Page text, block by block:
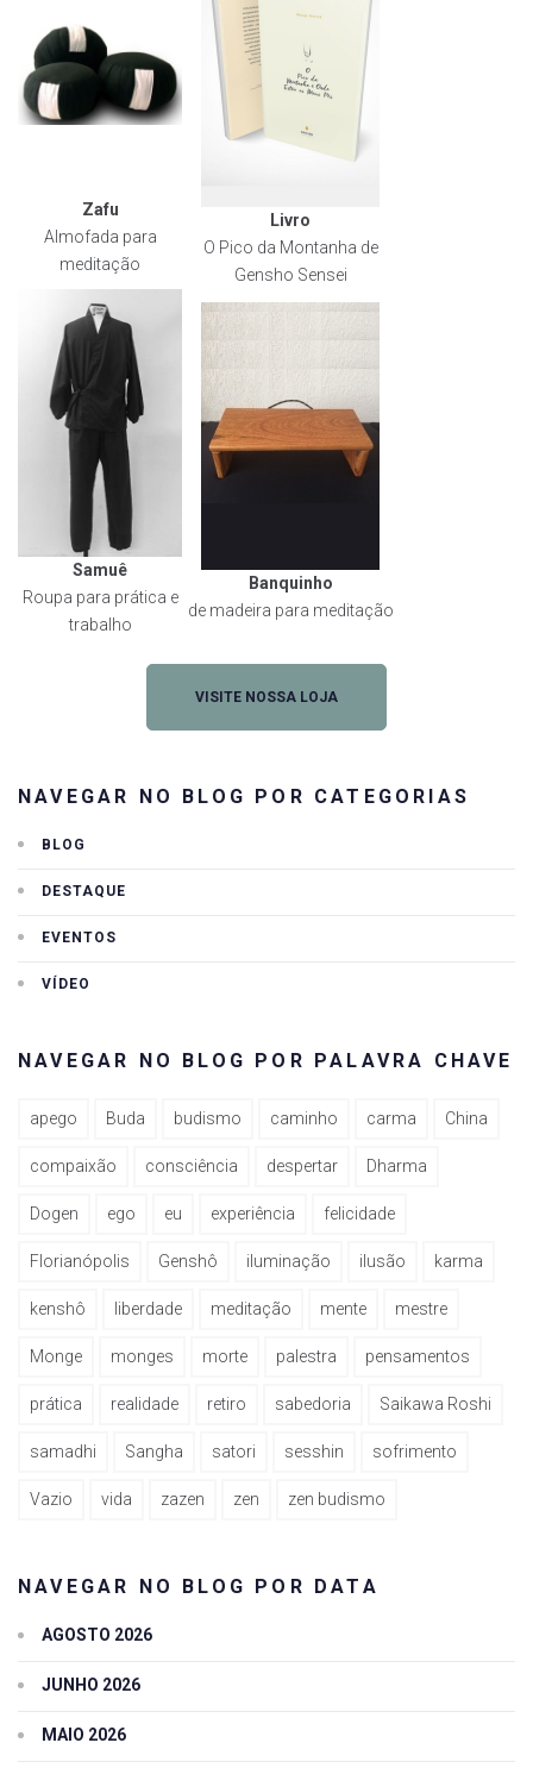
Zafu
Almofada para
meditação
Livro
O Pico da Montanha de
Gensho Sensei
Samuê
Roupa para prática e
trabalho
Banquinho
de madeira para meditação
VISITE NOSSA LOJA
NAVEGAR NO BLOG POR CATEGORIAS
BLOG
DESTAQUE
EVENTOS
VÍDEO
NAVEGAR NO BLOG POR PALAVRA CHAVE
apego Buda budismo caminho carma China
compaixão consciência despertar Dharma
Dogen ego eu experiência felicidade
Florianópolis Genshô iluminação ilusão karma
kenshô liberdade meditação mente mestre
Monge monges morte palestra pensamentos
prática realidade retiro sabedoria Saikawa Roshi
samadhi Sangha satori sesshin sofrimento
Vazio vida zazen zen zen budismo
NAVEGAR NO BLOG POR DATA
AGOSTO 2026
JUNHO 2026
MAIO 2026